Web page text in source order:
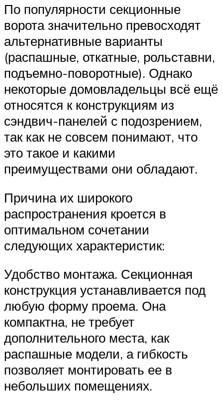
По популярности секционные
ворота значительно превосходят
альтернативные варианты
(распашные, откатные, рольставни,
подъемно-поворотные). Однако
некоторые домовладельцы всё ещё
относятся к конструкциям из
сэндвич-панелей с подозрением,
так как не совсем понимают, что
это такое и какими
преимуществами они обладают.
Причина их широкого
распространения кроется в
оптимальном сочетании
следующих характеристик:
Удобство монтажа. Секционная
конструкция устанавливается под
любую форму проема. Она
компактна, не требует
дополнительного места, как
распашные модели, а гибкость
позволяет монтировать ее в
небольших помещениях.